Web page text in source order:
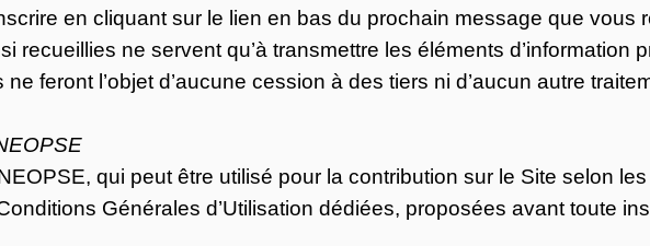
en cliquant sur le lien en bas du prochain message que vous
recueillies ne servent qu’à transmettre les éléments d’information
feront l’objet d’aucune cession à des tiers ni d’aucun autre
qui peut être utilisé pour la contribution sur le Site selon
Générales d’Utilisation dédiées, proposées avant toute